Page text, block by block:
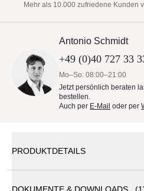
Mehr als 10.000 zufriedene Kunden
Antonio Schmidt
+49 (0)40 727 33
Mo–So: 08:00–21:00
Jetzt persönlich beraten
bestellen.
Auch per E-Mail oder per
PRODUKTDETAILS
DOKUMENTE & DOWNLOADS